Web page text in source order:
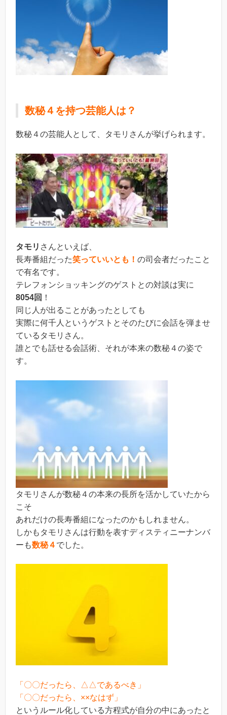
数秘４を持つ芸能人は？
数秘４の芸能人として、タモリさんが挙げられます。
タモリ さんといえば、
長寿番組だった笑っていいとも！ の司会者だったこと
で有名です。
テレフォンショッキングのゲストとの対談は実に
8054回 ！
同じ人が出ることがあったとしても
実際に何千人というゲストとそのたびに会話を弾ませ
ているタモリさん。
誰とでも話せる会話術、それが本来の数秘４の姿で
す。
タモリさんが数秘４の本来の長所を活かしていたから
こそ
あれだけの長寿番組になったのかもしれません。
しかもタモリさんは行動を表すディスティニーナンバ
ーも数秘４ でした。
「〇〇だったら、△△であるべき」
「〇〇だったら、××なはず」
というルール化している方程式が自分の中にあったと